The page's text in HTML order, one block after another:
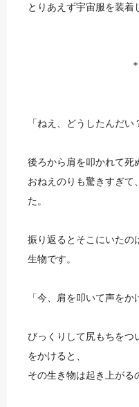
とりあえず宇宙服を装着
「ねえ、どうしたんだい
後ろから肩を叩かれて死
おねえのりも驚きすぎて
た。
振り返るとそこにいたの
生物です。
「今、肩を叩いて声をか
びっくりして尻もちをつ
をかけると、
その生き物は起き上がる